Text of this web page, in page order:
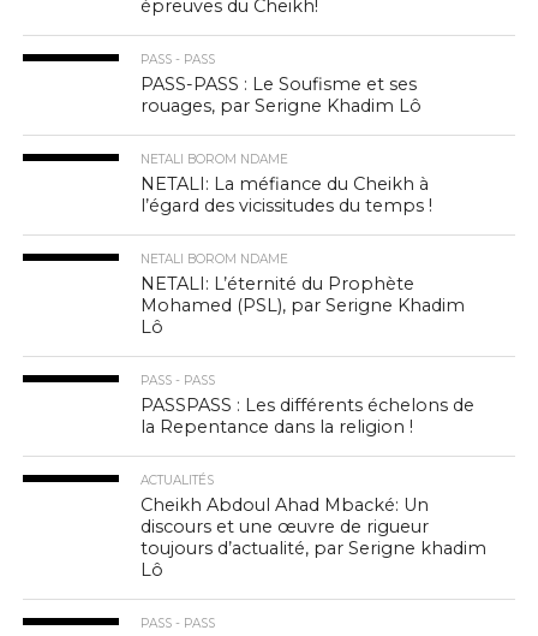
épreuves du Cheikh!
PASS - PASS
PASS-PASS : Le Soufisme et ses
rouages, par Serigne Khadim Lô
NETALI BOROM NDAME
NETALI: La méfiance du Cheikh à
l’égard des vicissitudes du temps !
NETALI BOROM NDAME
NETALI: L’éternité du Prophète
Mohamed (PSL), par Serigne Khadim
Lô
PASS - PASS
PASSPASS : Les différents échelons de
la Repentance dans la religion !
ACTUALITÉS
Cheikh Abdoul Ahad Mbacké: Un
discours et une œuvre de rigueur
toujours d’actualité, par Serigne khadim
Lô
PASS - PASS